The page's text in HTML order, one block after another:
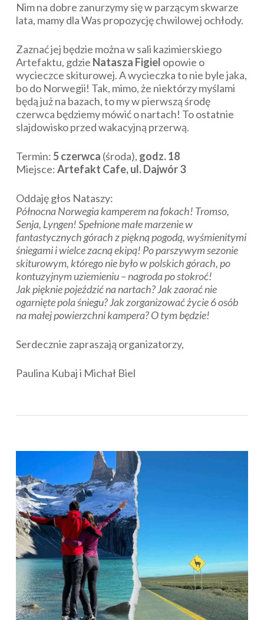
Nim na dobre zanurzymy się w parzącym skwarze
lata, mamy dla Was propozycję chwilowej ochłody.
Zaznać jej będzie można w sali kazimierskiego
Artefaktu, gdzie Natasza Figiel opowie o
wycieczce skiturowej. A wycieczka to nie byle jaka,
bo do Norwegii! Tak, mimo, że niektórzy myślami
będą już na bazach, to my w pierwszą środę
czerwca będziemy mówić o nartach! To ostatnie
slajdowisko przed wakacyjną przerwą.
Termin:5 czerwca (środa), godz. 18
Miejsce:Artefakt Cafe, ul. Dajwór 3
Oddaję głos Nataszy:
Północna Norwegia kamperem na fokach! Tromso,
Senja, Lyngen! Spełnione małe marzenie w
fantastycznych górach z piękną pogodą, wyśmienitymi
śniegami i wielce zacną ekipą! Po parszywym sezonie
skiturowym, którego nie było w polskich górach, po
kontuzyjnym uziemieniu – nagroda po stokroć!
Jak pięknie pojeździć na nartach? Jak zaorać nie
ogarnięte pola śniegu? Jak zorganizować życie 6 osób
na małej powierzchni kampera? O tym będzie!
Serdecznie zapraszają organizatorzy,
Paulina Kubaj i Michał Biel